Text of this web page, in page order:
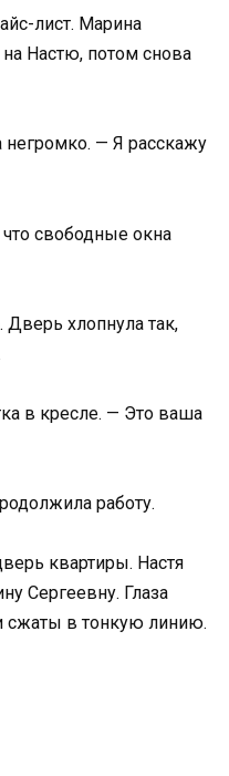
лист. Марина
Настю, потом снова
негромко. — Я расскажу
свободные окна
хлопнула так,
в кресле. — Это ваша
работу.
квартиры. Настя
Сергеевну. Глаза
сжаты в тонкую линию.